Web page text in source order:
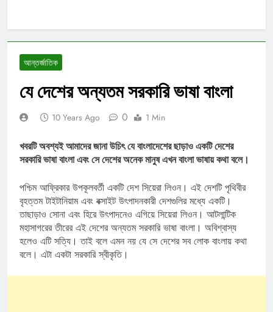
আন্তর্জাতিক
যে দেশের অন্যতম সরকারি ভাষা বাংলা
10 Years Ago 0 1 Min
খবরটি অবশ্যই আমাদের জানা উচিৎ যে বাংলাদেশের ছাড়াও একটি দেশের
সরকারি ভাষা বাংলা এবং সে দেশের অনেক মানুষ এখন বাংলা ভাষায় কথা বলে।
পশ্চিম আফ্রিকার উপকূলবর্তী একটি দেশ সিয়েরা লিওন। এই দেশটি পৃথিবীর
বৃহত্তম টাইটানিয়াম এবং বক্সাইট উৎপাদনকারী দেশগুলির মধ্যে একটি।
তাছাড়াও সোনা এবং হিরে উৎপাদনেও এগিয়ে সিয়েরা লিওন। আটলান্টিক
মহাসাগরের তীরের এই দেশের অন্যতম সরকারি ভাষা বাংলা। অবিশ্বাস্য
হলেও এটি সত্যি। তাই বলে এমন নয় যে সে দেশের সব লোক বাংলায় কথা
বলে। এটা একটা সরকারি স্বীকৃতি।